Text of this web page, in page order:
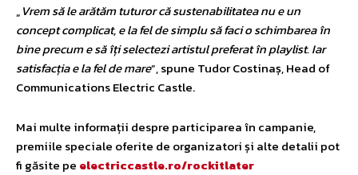
„Vrem să le arătăm tuturor că sustenabilitatea nu e un
concept complicat, e la fel de simplu să faci o schimbarea în
bine precum e să îți selectezi artistul preferat în playlist. Iar
satisfacția e la fel de mare”, spune Tudor Costinaș, Head of
Communications Electric Castle.
Mai multe informații despre participarea în campanie,
premiile speciale oferite de organizatori și alte detalii pot
fi găsite pe electriccastle.ro/rockitlater